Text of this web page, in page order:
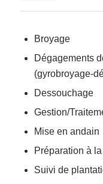
Broyage
Dégagements
(gyrobroyage-
Dessouchage
Gestion/
Mise en andain
Préparation à
Suivi de